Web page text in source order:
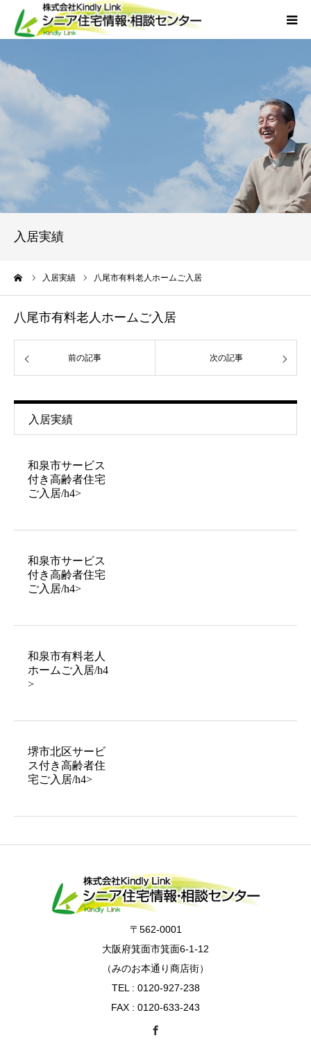
入居実績
入居実績 八尾市有料老人ホームご入居
八尾市有料老人ホームご入居
前の記事 次の記事
入居実績
和泉市サービス
付き高齢者住宅
ご入居/h4>
和泉市サービス
付き高齢者住宅
ご入居/h4>
和泉市有料老人
ホームご入居/h4
>
堺市北区サービ
ス付き高齢者住
宅ご入居/h4>
〒562-0001
大阪府箕面市箕面6-1-12
（みのお本通り商店街）
TEL : 0120-927-238
FAX : 0120-633-243
当社について
外国人人材採用
お問い合わせ